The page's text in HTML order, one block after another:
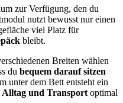
zur Verfügung, den du
nutzt bewusst nur einen
viel Platz für
bleibt.
Breiten wählen
du bequem darauf sitzen
unter dem Bett entsteht ein
Alltag und Transport optimal